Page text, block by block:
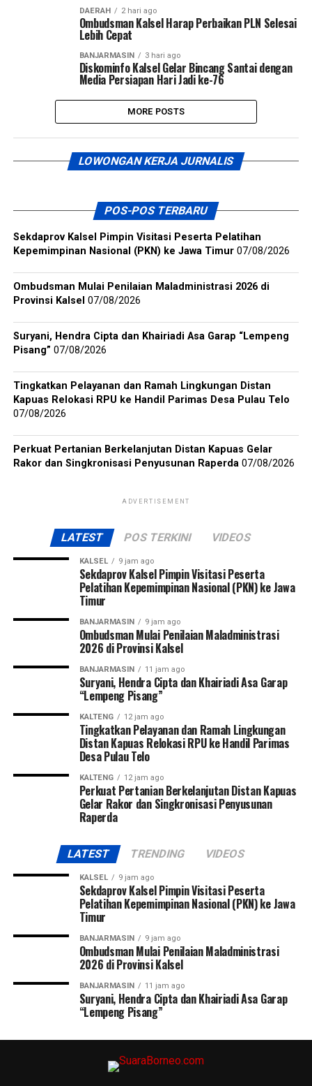
DAERAH 2 hari ago
Ombudsman Kalsel Harap Perbaikan PLN Selesai
Lebih Cepat
BANJARMASIN 3 hari ago
Diskominfo Kalsel Gelar Bincang Santai dengan
Media Persiapan Hari Jadi ke-76
MORE POSTS
LOWONGAN KERJA JURNALIS
POS-POS TERBARU
Sekdaprov Kalsel Pimpin Visitasi Peserta Pelatihan
Kepemimpinan Nasional (PKN) ke Jawa Timur 07/08/2026
Ombudsman Mulai Penilaian Maladministrasi 2026 di
Provinsi Kalsel 07/08/2026
Suryani, Hendra Cipta dan Khairiadi Asa Garap “Lempeng
Pisang” 07/08/2026
Tingkatkan Pelayanan dan Ramah Lingkungan Distan
Kapuas Relokasi RPU ke Handil Parimas Desa Pulau Telo
07/08/2026
Perkuat Pertanian Berkelanjutan Distan Kapuas Gelar
Rakor dan Singkronisasi Penyusunan Raperda 07/08/2026
ADVERTISEMENT
LATEST POS TERKINI VIDEOS
KALSEL 9 jam ago
Sekdaprov Kalsel Pimpin Visitasi Peserta
Pelatihan Kepemimpinan Nasional (PKN) ke Jawa
Timur
BANJARMASIN 9 jam ago
Ombudsman Mulai Penilaian Maladministrasi
2026 di Provinsi Kalsel
BANJARMASIN 11 jam ago
Suryani, Hendra Cipta dan Khairiadi Asa Garap
“Lempeng Pisang”
KALTENG 12 jam ago
Tingkatkan Pelayanan dan Ramah Lingkungan
Distan Kapuas Relokasi RPU ke Handil Parimas
Desa Pulau Telo
KALTENG 12 jam ago
Perkuat Pertanian Berkelanjutan Distan Kapuas
Gelar Rakor dan Singkronisasi Penyusunan
Raperda
LATEST TRENDING VIDEOS
KALSEL 9 jam ago
Sekdaprov Kalsel Pimpin Visitasi Peserta
Pelatihan Kepemimpinan Nasional (PKN) ke Jawa
Timur
BANJARMASIN 9 jam ago
Ombudsman Mulai Penilaian Maladministrasi
2026 di Provinsi Kalsel
BANJARMASIN 11 jam ago
Suryani, Hendra Cipta dan Khairiadi Asa Garap
“Lempeng Pisang”